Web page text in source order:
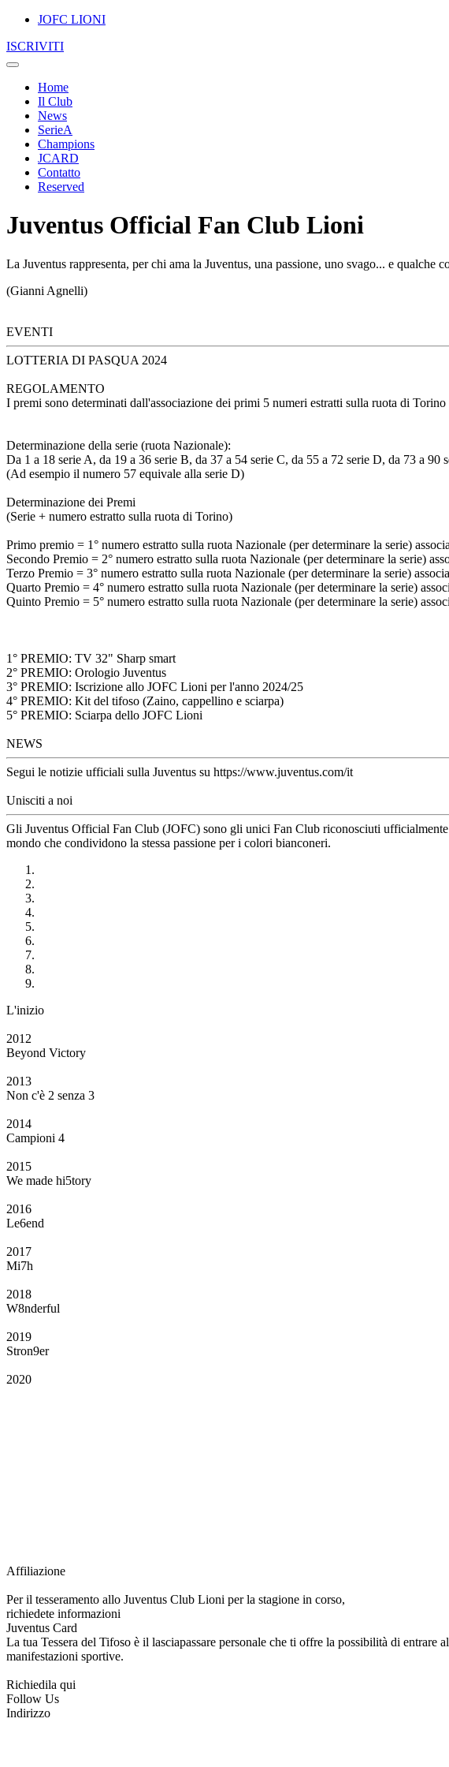
JOFC LIONI
ISCRIVITI
Home
Il Club
News
SerieA
Champions
JCARD
Contatto
Reserved
Juventus Official Fan Club Lioni
La Juventus rappresenta, per chi ama la Juventus, una passione, uno svago... e
(Gianni Agnelli)
EVENTI
LOTTERIA DI PASQUA 2024
REGOLAMENTO
I premi sono determinati dall'associazione dei primi 5 numeri estratti sulla ruota di
Determinazione della serie (ruota Nazionale):
Da 1 a 18 serie A, da 19 a 36 serie B, da 37 a 54 serie C, da 55 a 72 serie D, da 73 a 90
(Ad esempio il numero 57 equivale alla serie D)
Determinazione dei Premi
(Serie + numero estratto sulla ruota di Torino)
Primo premio = 1° numero estratto sulla ruota Nazionale (per determinare la serie)
Secondo Premio = 2° numero estratto sulla ruota Nazionale (per determinare la serie)
Terzo Premio = 3° numero estratto sulla ruota Nazionale (per determinare la serie)
Quarto Premio = 4° numero estratto sulla ruota Nazionale (per determinare la serie)
Quinto Premio = 5° numero estratto sulla ruota Nazionale (per determinare la serie)
1° PREMIO: TV 32" Sharp smart
2° PREMIO: Orologio Juventus
3° PREMIO: Iscrizione allo JOFC Lioni per l'anno 2024/25
4° PREMIO: Kit del tifoso (Zaino, cappellino e sciarpa)
5° PREMIO: Sciarpa dello JOFC Lioni
NEWS
Segui le notizie ufficiali sulla Juventus su https://www.juventus.com/it
Unisciti a noi
Gli Juventus Official Fan Club (JOFC) sono gli unici Fan Club riconosciuti
mondo che condividono la stessa passione per i colori bianconeri.
L'inizio
2012
Beyond Victory
2013
Non c'è 2 senza 3
2014
Campioni 4
2015
We made hi5tory
2016
Le6end
2017
Mi7h
2018
W8nderful
2019
Stron9er
2020
Affiliazione
Per il tesseramento allo Juventus Club Lioni per la stagione in corso,
richiedete informazioni
Juventus Card
La tua Tessera del Tifoso è il lasciapassare personale che ti offre la possibilità di
manifestazioni sportive.
Richiedila qui
Follow Us
Indirizzo